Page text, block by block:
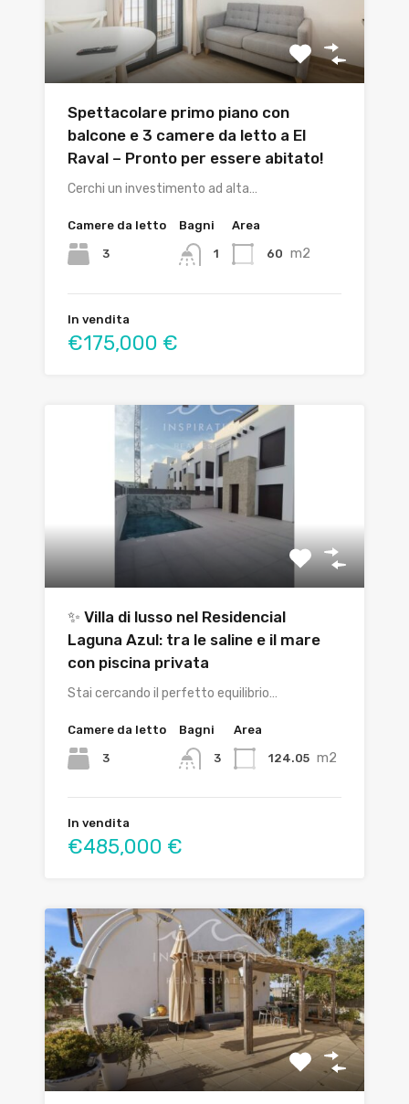
Spettacolare primo piano con
balcone e 3 camere da letto a El
Raval – Pronto per essere abitato!
Cerchi un investimento ad alta…
Camere da letto
3
Bagni
1
Area
60 m2
In vendita
€175,000 €
✨ Villa di lusso nel Residencial
Laguna Azul: tra le saline e il mare
con piscina privata
Stai cercando il perfetto equilibrio…
Camere da letto
3
Bagni
3
Area
124.05 m2
In vendita
€485,000 €